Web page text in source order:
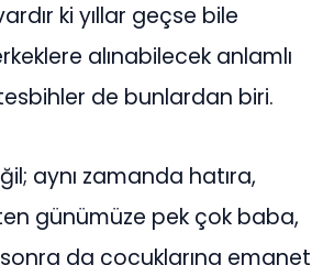
ki yıllar geçse bile
alınabilecek anlamlı
de bunlardan biri.
aynı zamanda hatıra,
günümüze pek çok baba,
da çocuklarına emanet